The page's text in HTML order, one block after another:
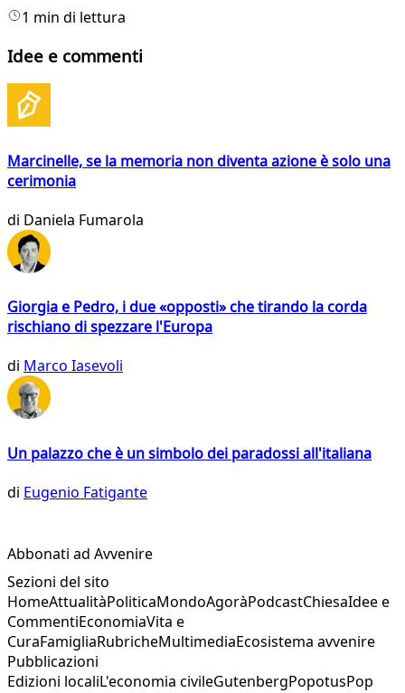
1 min di lettura
Idee e commenti
Marcinelle, se la memoria non diventa azione è solo una
cerimonia
di Daniela Fumarola
Giorgia e Pedro, i due «opposti» che tirando la corda
rischiano di spezzare l'Europa
di Marco Iasevoli
Un palazzo che è un simbolo dei paradossi all'italiana
di Eugenio Fatigante
Abbonati ad Avvenire
Sezioni del sito
HomeAttualitàPoliticaMondoAgoràPodcastChiesaIdee e
CommentiEconomiaVita e
CuraFamigliaRubricheMultimediaEcosistema avvenire
Pubblicazioni
Edizioni localiL'economia civileGutenbergPopotusPop